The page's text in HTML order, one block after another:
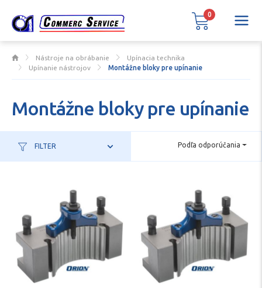
Nástroje na obrábanie
Upínacia technika
Upínanie nástrojov
Montážne bloky pre upínanie
Montážne bloky pre upínanie
FILTER Podľa odporúčania
0